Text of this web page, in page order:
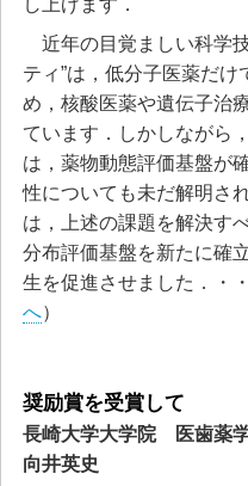
し上げます．
近年の目覚ましい科学
ティ”は，低分子医薬だ
め，核酸医薬や遺伝子治
ています．しかしながら
は，薬物動態評価基盤が
性についても未だ解明さ
は，上述の課題を解決す
分布評価基盤を新たに確
生を促進させました．・
へ）
奨励賞を受賞して
長崎大学大学院 医歯薬学
向井英史